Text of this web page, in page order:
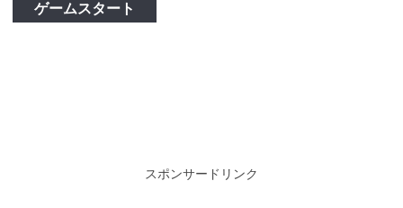
ゲームスタート
スポンサードリンク